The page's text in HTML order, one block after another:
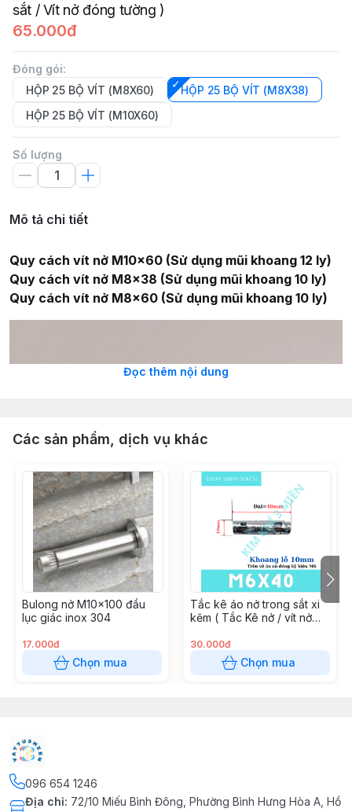
sắt / Vít nở đóng tường )
65.000đ
Đóng gói:
HỘP 25 BỘ VÍT (M8X60)
HỘP 25 BỘ VÍT (M8X38)
HỘP 25 BỘ VÍT (M10X60)
Số lượng
Mô tả chi tiết
Quy cách vít nở M10x60 (Sử dụng mũi khoang 12 ly)
Quy cách vít nở M8x38 (Sử dụng mũi khoang 10 ly)
Quy cách vít nở M8x60 (Sử dụng mũi khoang 10 ly)
Đọc thêm nội dung
Các sản phẩm, dịch vụ khác
Bulong nở M10x100 đầu
lục giác inox 304
17.000đ
Chọn mua
Tắc kê áo nở trong sắt xi
kẽm ( Tắc Kê nở / vít nở
30.000đ
Chọn mua
096 654 1246
Địa chỉ: 72/10 Miếu Bình Đông, Phường Bình Hưng Hòa A, Hồ